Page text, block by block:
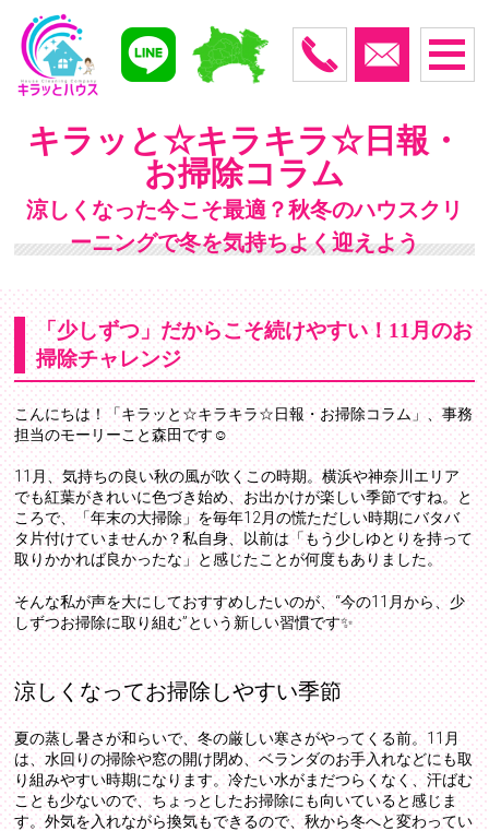
キラッと☆キラキラ☆日報・
お掃除コラム
涼しくなった今こそ最適？秋冬のハウスクリ
ーニングで冬を気持ちよく迎えよう
「少しずつ」だからこそ続けやすい！11月のお
掃除チャレンジ
こんにちは！「キラッと☆キラキラ☆日報・お掃除コラム」、事務
担当のモーリーこと森田です☺️
11月、気持ちの良い秋の風が吹くこの時期。横浜や神奈川エリア
でも紅葉がきれいに色づき始め、お出かけが楽しい季節ですね。と
ころで、「年末の大掃除」を毎年12月の慌ただしい時期にバタバ
タ片付けていませんか？私自身、以前は「もう少しゆとりを持って
取りかかれば良かったな」と感じたことが何度もありました。
そんな私が声を大にしておすすめしたいのが、“今の11月から、少
しずつお掃除に取り組む”という新しい習慣です✨
涼しくなってお掃除しやすい季節
夏の蒸し暑さが和らいで、冬の厳しい寒さがやってくる前。11月
は、水回りの掃除や窓の開け閉め、ベランダのお手入れなどにも取
り組みやすい時期になります。冷たい水がまだつらくなく、汗ばむ
ことも少ないので、ちょっとしたお掃除にも向いていると感じま
す。外気を入れながら換気もできるので、秋から冬へと変わってい